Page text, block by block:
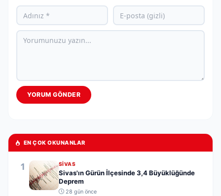
YORUM GÖNDER
EN ÇOK OKUNANLAR
1 SIVAS
Sivas'ın Gürün İlçesinde 3,4 Büyüklüğünde
Deprem
28 gün önce